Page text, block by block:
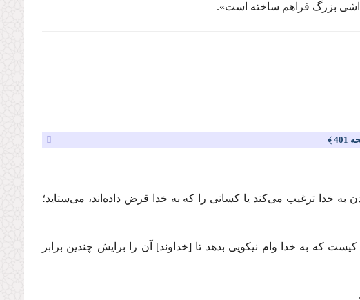
بزرگ فراهم ساخته است».
﴾
خدا ترغیب می‌كند یا كسانی را كه به خدا قرض داده‌اند، می‌ستاید؛
كیست كه به خدا وام نیکویی بدهد تا [خداوند] آن را برایش چندین برابر